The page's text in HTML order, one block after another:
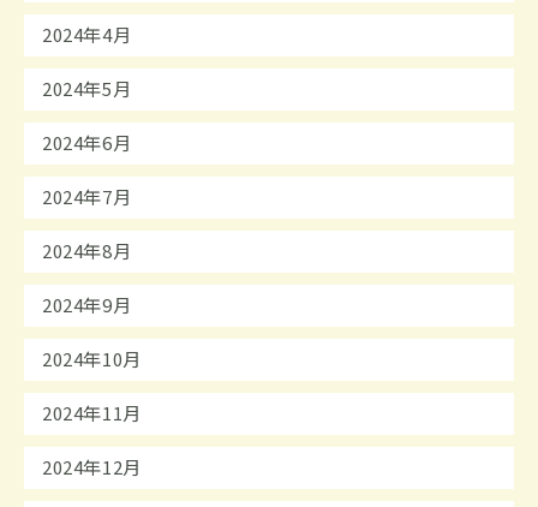
2024年4月
2024年5月
2024年6月
2024年7月
2024年8月
2024年9月
2024年10月
2024年11月
2024年12月